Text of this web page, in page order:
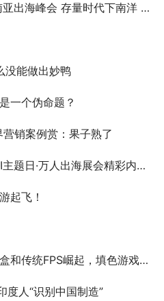
代下南洋 在游戏赛道成熟市场寻找第二增长点
没能做出妙鸭
一个伪命题？
销案例赏：果子熟了
海展会精彩内容揭秘！（内含购票福利）
起飞！
FPS崛起，填色游戏收入暴跌80%
度人“识别中国制造”